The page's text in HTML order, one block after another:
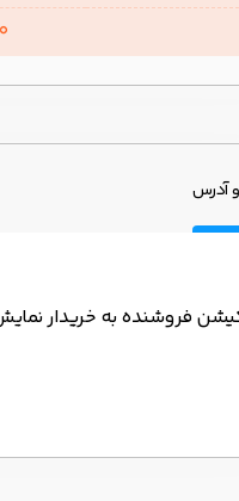
10
آدرس
فروشنده به خریدار